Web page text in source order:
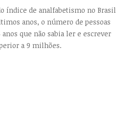
índice de analfabetismo no Brasil
anos, o número de pessoas
anos que não sabia ler e escrever
a 9 milhões.